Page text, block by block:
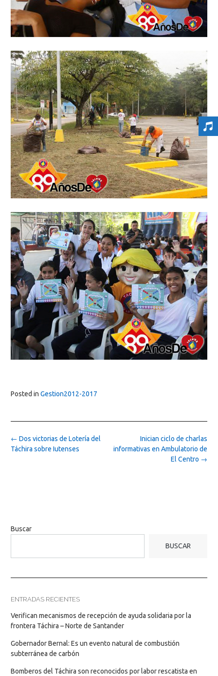
Posted in Gestion2012-2017
Post
navigation
Inician ciclo de charlas
informativas en Ambulatorio de
El Centro →
← Dos victorias de Lotería del
Táchira sobre Iutenses
Buscar
BUSCAR
ENTRADAS RECIENTES
Verifican mecanismos de recepción de ayuda solidaria por la
frontera Táchira – Norte de Santander
Gobernador Bernal: Es un evento natural de combustión
subterránea de carbón
Bomberos del Táchira son reconocidos por labor rescatista en